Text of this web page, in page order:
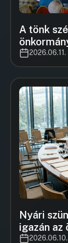
A tönk
után? –
2026.06.11.
Nyári
igazán az
2026.06.10.